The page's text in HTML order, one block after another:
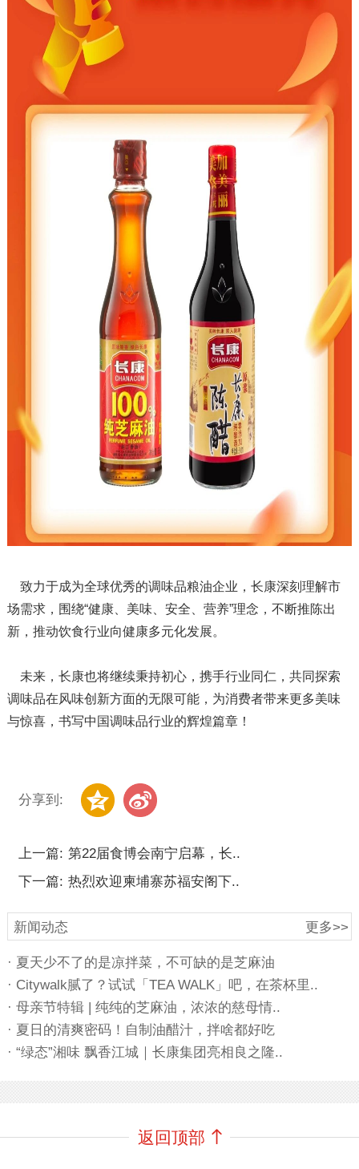
致力于成为全球优秀的调味品粮油企业，长康深刻理解市
场需求，围绕“健康、美味、安全、营养”理念，不断推陈出
新，推动饮食行业向健康多元化发展。
未来，长康也将继续秉持初心，携手行业同仁，共同探索
调味品在风味创新方面的无限可能，为消费者带来更多美味
与惊喜，书写中国调味品行业的辉煌篇章！
分享到:
上一篇: 第22届食博会南宁启幕，长..
下一篇: 热烈欢迎柬埔寨苏福安阁下..
新闻动态 更多>>
· 夏天少不了的是凉拌菜，不可缺的是芝麻油
· Citywalk腻了？试试「TEA WALK」吧，在茶杯里..
· 母亲节特辑 | 纯纯的芝麻油，浓浓的慈母情..
· 夏日的清爽密码！自制油醋汁，拌啥都好吃
· “绿态”湘味 飘香江城｜长康集团亮相良之隆..
返回顶部